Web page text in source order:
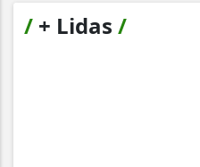
/ + Lidas /